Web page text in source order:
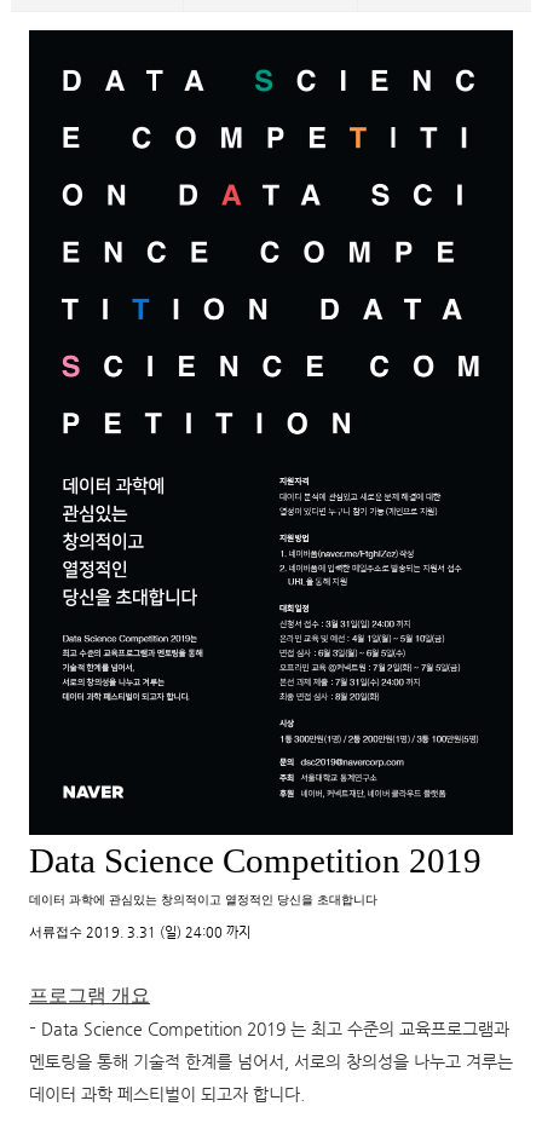
Data Science Competition 2019
데이터 과학에 관심있는 창의적이고 열정적인 당신을 초대합니다
서류접수 2019. 3.31 (일) 24:00 까지
프로그램 개요
- Data Science Competition 2019 는 최고 수준의 교육프로그램과
멘토링을 통해 기술적 한계를 넘어서, 서로의 창의성을 나누고 겨루는
데이터 과학 페스티벌이 되고자 합니다.